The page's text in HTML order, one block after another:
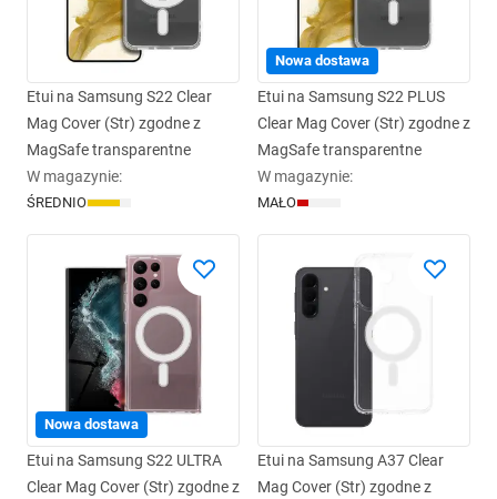
Etui na Samsung S22 Clear
Mag Cover (Str) zgodne z
MagSafe transparentne
W magazynie:
ŚREDNIO
Nowa dostawa
Etui na Samsung S22 PLUS
Clear Mag Cover (Str) zgodne z
MagSafe transparentne
W magazynie:
MAŁO
Nowa dostawa
Etui na Samsung S22 ULTRA
Clear Mag Cover (Str) zgodne z
Etui na Samsung A37 Clear
Mag Cover (Str) zgodne z